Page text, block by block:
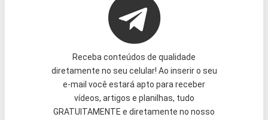
Receba conteúdos de qualidade
diretamente no seu celular! Ao inserir o seu
e-mail você estará apto para receber
vídeos, artigos e planilhas, tudo
GRATUITAMENTE e diretamente no nosso